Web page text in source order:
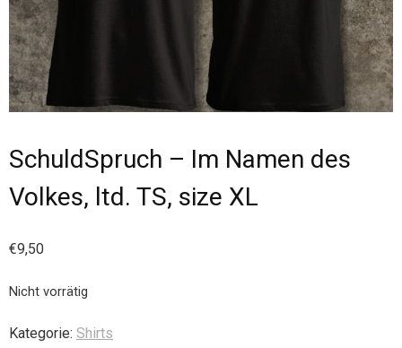
SchuldSpruch – Im Namen des
Volkes, ltd. TS, size XL
€9,50
Nicht vorrätig
Kategorie: Shirts